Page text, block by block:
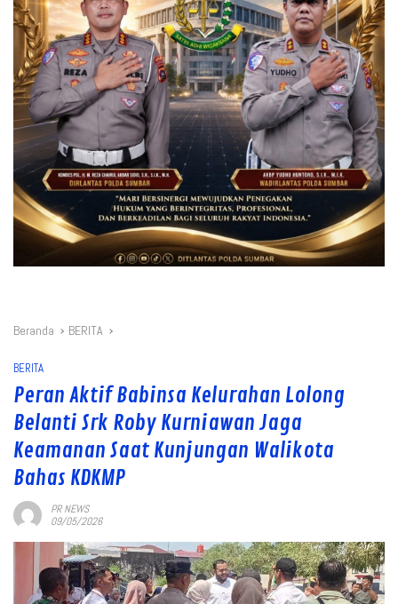
Beranda BERITA
BERITA
Peran Aktif Babinsa Kelurahan Lolong
Belanti Srk Roby Kurniawan Jaga
Keamanan Saat Kunjungan Walikota
Bahas KDKMP
PR NEWS
09/05/2026